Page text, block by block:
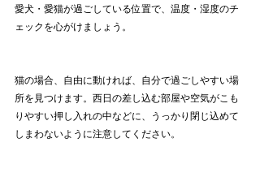
愛犬・愛猫が過ごしている位置で、温度・湿度のチ
ェックを心がけましょう。
猫の場合、自由に動ければ、自分で過ごしやすい場
所を見つけます。西日の差し込む部屋や空気がこも
りやすい押し入れの中などに、うっかり閉じ込めて
しまわないように注意してください。